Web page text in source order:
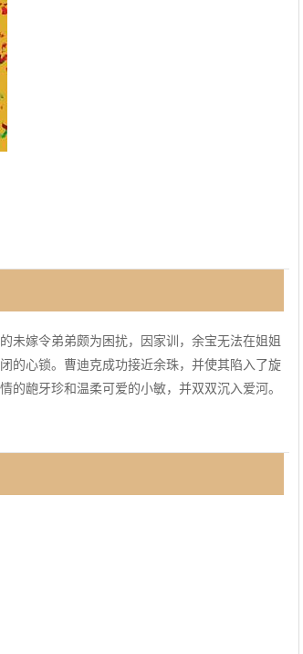
未嫁令弟弟颇为困扰，因家训，余宝无法在姐姐
的心锁。曹迪克成功接近余珠，并使其陷入了旋
的龅牙珍和温柔可爱的小敏，并双双沉入爱河。